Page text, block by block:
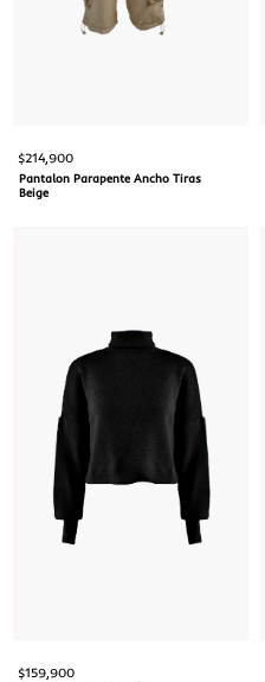
$214,900
Pantalon Parapente Ancho Tiras
Beige
$159,900